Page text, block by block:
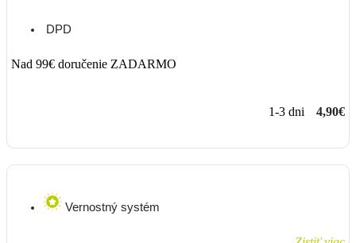
DPD
Nad 99€ doručenie ZADARMO
1-3 dni 4,90€
Vernostný systém